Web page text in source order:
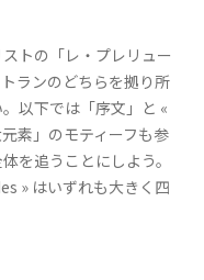
トの「レ・プレリュー
ランのどちらを拠り所
以下では「序文」と «
素」のモティーフも参
を追うことにしよう。
» はいずれも大きく四